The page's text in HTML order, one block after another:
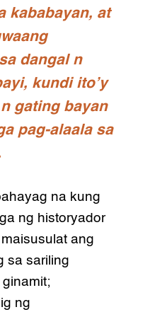
kababayan, at
dangal n
kundi ito’y
gating bayan
pag-alaala sa
na kung
ng historyador
ang
sa sariling
ng